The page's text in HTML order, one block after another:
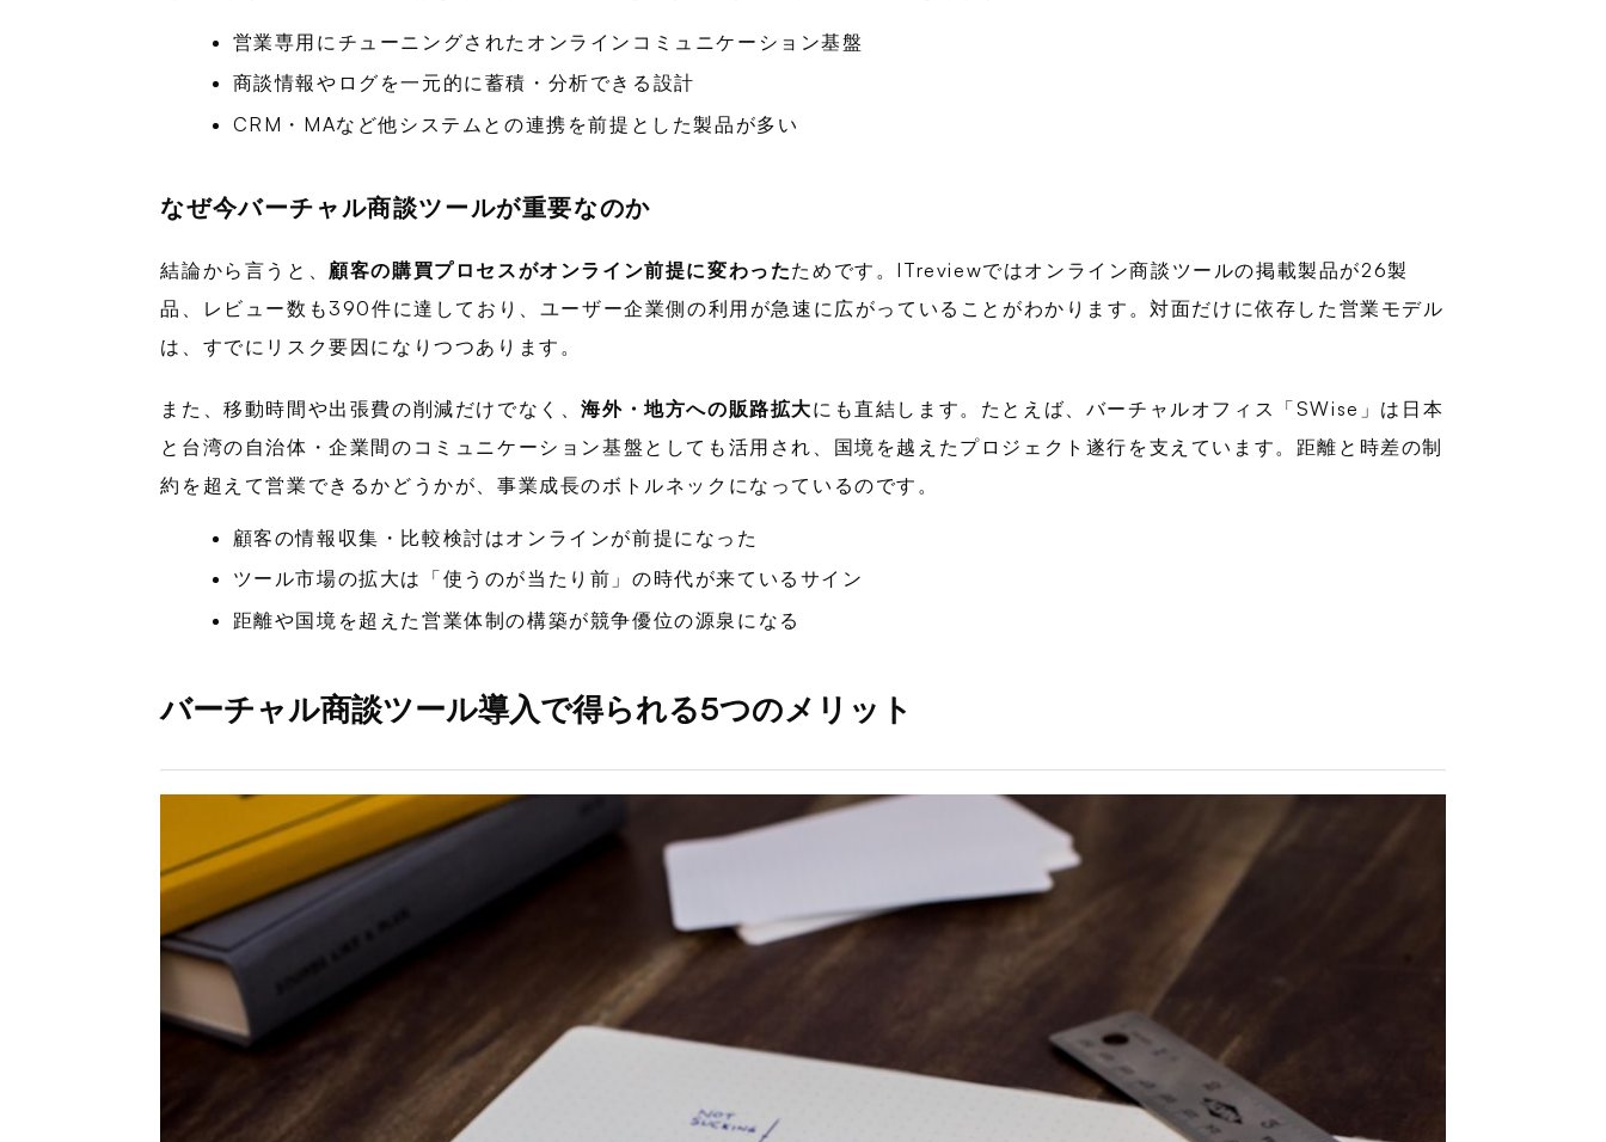
営業専用にチューニングされたオンラインコミュニケーション基盤
商談情報やログを一元的に蓄積・分析できる設計
CRM・MAなど他システムとの連携を前提とした製品が多い
なぜ今バーチャル商談ツールが重要なのか
結論から言うと、顧客の購買プロセスがオンライン前提に変わったためです。ITreviewではオンライン商談ツールの掲載製品が26製
品、レビュー数も390件に達しており、ユーザー企業側の利用が急速に広がっていることがわかります。対面だけに依存した営業モデル
は、すでにリスク要因になりつつあります。
また、移動時間や出張費の削減だけでなく、海外・地方への販路拡大にも直結します。たとえば、バーチャルオフィス「SWise」は日本
と台湾の自治体・企業間のコミュニケーション基盤としても活用され、国境を越えたプロジェクト遂行を支えています。距離と時差の制
約を超えて営業できるかどうかが、事業成長のボトルネックになっているのです。
顧客の情報収集・比較検討はオンラインが前提になった
ツール市場の拡大は「使うのが当たり前」の時代が来ているサイン
距離や国境を超えた営業体制の構築が競争優位の源泉になる
バーチャル商談ツール導入で得られる5つのメリット